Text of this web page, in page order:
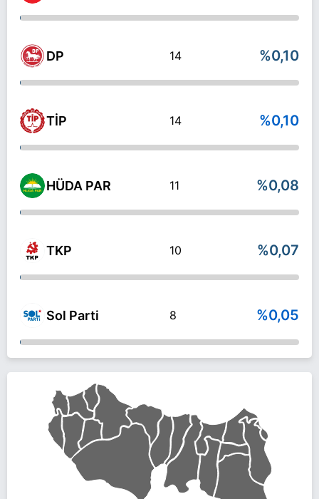
DP 14 %0,10
TİP 14 %0,10
HÜDA PAR 11 %0,08
TKP 10 %0,07
Sol Parti 8 %0,05